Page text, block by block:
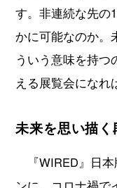
す。非連続な先の
かに可能なのか。
ういう意味を持
える展覧会になれ
未来を思い描
『WIRED』日本